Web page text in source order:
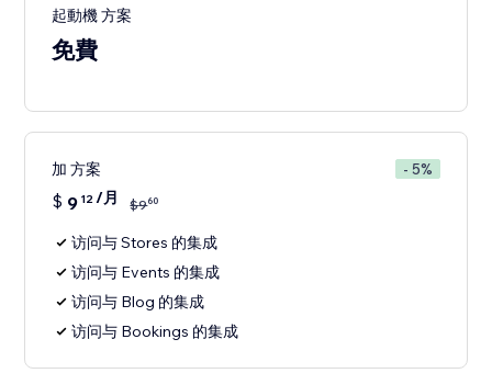
起動機 方案
免費
加 方案 - 5%
$ 9 12/月 $960
访问与 Stores 的集成
访问与 Events 的集成
访问与 Blog 的集成
访问与 Bookings 的集成